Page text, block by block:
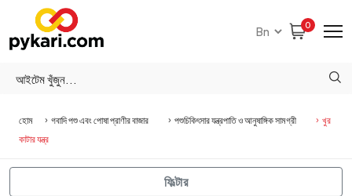
0
হোম গবাদি পশু এবং পোষা প্রাণীর বাজার পশুচিকিৎসার যন্ত্রপাতি ও আনুষাঙ্গিক সামগ্রী
খুর
কাটার যন্ত্র
ফিল্টার